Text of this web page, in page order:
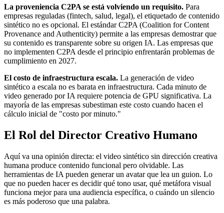
La proveniencia C2PA se está volviendo un requisito. Para
empresas reguladas (fintech, salud, legal), el etiquetado de contenido
sintético no es opcional. El estándar C2PA (Coalition for Content
Provenance and Authenticity) permite a las empresas demostrar que
su contenido es transparente sobre su origen IA. Las empresas que
no implementen C2PA desde el principio enfrentarán problemas de
cumplimiento en 2027.
El costo de infraestructura escala. La generación de video
sintético a escala no es barata en infraestructura. Cada minuto de
video generado por IA requiere potencia de GPU significativa. La
mayoría de las empresas subestiman este costo cuando hacen el
cálculo inicial de "costo por minuto."
El Rol del Director Creativo Humano
Aquí va una opinión directa: el video sintético sin dirección creativa
humana produce contenido funcional pero olvidable. Las
herramientas de IA pueden generar un avatar que lea un guion. Lo
que no pueden hacer es decidir qué tono usar, qué metáfora visual
funciona mejor para una audiencia específica, o cuándo un silencio
es más poderoso que una palabra.